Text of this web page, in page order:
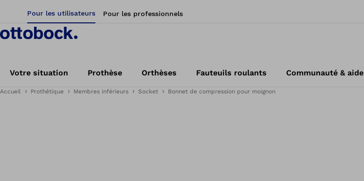
Pour les utilisateurs Pour les professionnels
Votre situation Prothèse Orthèses Fauteuils roulants Communauté & aide
Accueil Prothétique Membres inférieurs Socket Bonnet de compression pour moignon